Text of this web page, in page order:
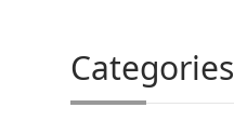
Categories